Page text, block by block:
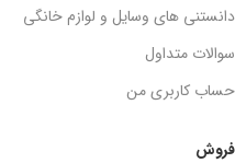
فروش
دانستنی های وسایل و لوازم خانگی
سوالات متداول
حساب کاربری من